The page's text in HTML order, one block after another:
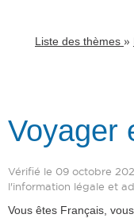
Liste des thèmes »
Voyager
Vérifié le 09 octobre
l'information légale et
Vous êtes Français,